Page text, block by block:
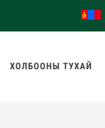
ХОЛБООНЫ ТУХАЙ